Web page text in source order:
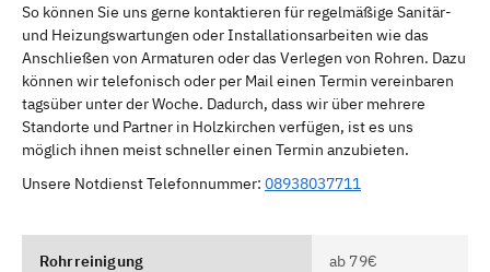
So können Sie uns gerne kontaktieren für regelmäßige Sanitär-
und Heizungswartungen oder Installationsarbeiten wie das
Anschließen von Armaturen oder das Verlegen von Rohren. Dazu
können wir telefonisch oder per Mail einen Termin vereinbaren
tagsüber unter der Woche. Dadurch, dass wir über mehrere
Standorte und Partner in Holzkirchen verfügen, ist es uns
möglich ihnen meist schneller einen Termin anzubieten.
Unsere Notdienst Telefonnummer: 08938037711
Rohrreinigung ab 79€